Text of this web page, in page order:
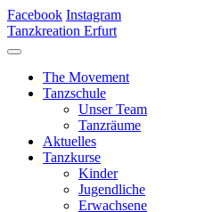
Facebook Instagram
Tanzkreation Erfurt
The Movement
Tanzschule
Unser Team
Tanzräume
Aktuelles
Tanzkurse
Kinder
Jugendliche
Erwachsene